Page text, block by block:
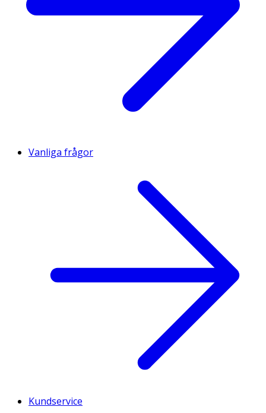
Vanliga frågor
Kundservice